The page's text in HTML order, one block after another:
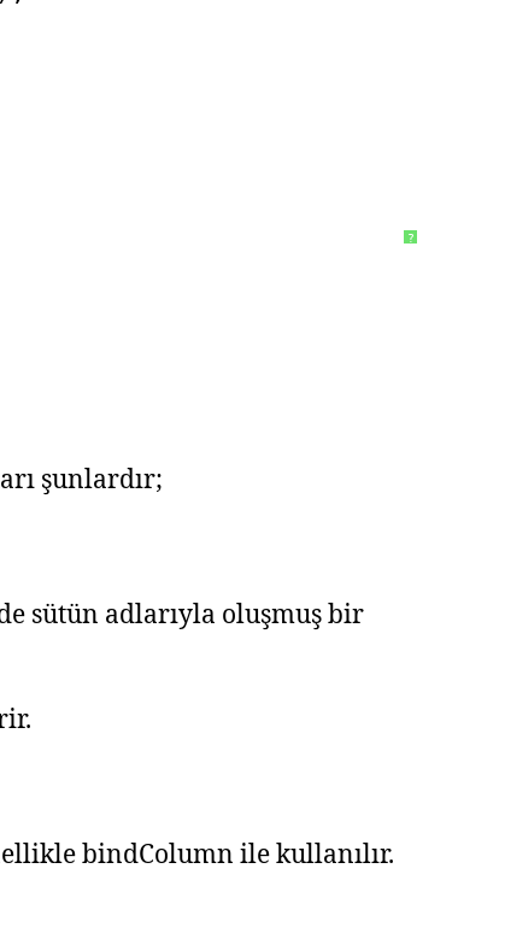
?
şunlardır;
sütün adlarıyla oluşmuş bir
bindColumn ile kullanılır.